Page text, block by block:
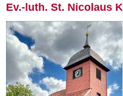
Ev.-luth. St. Nicolaus